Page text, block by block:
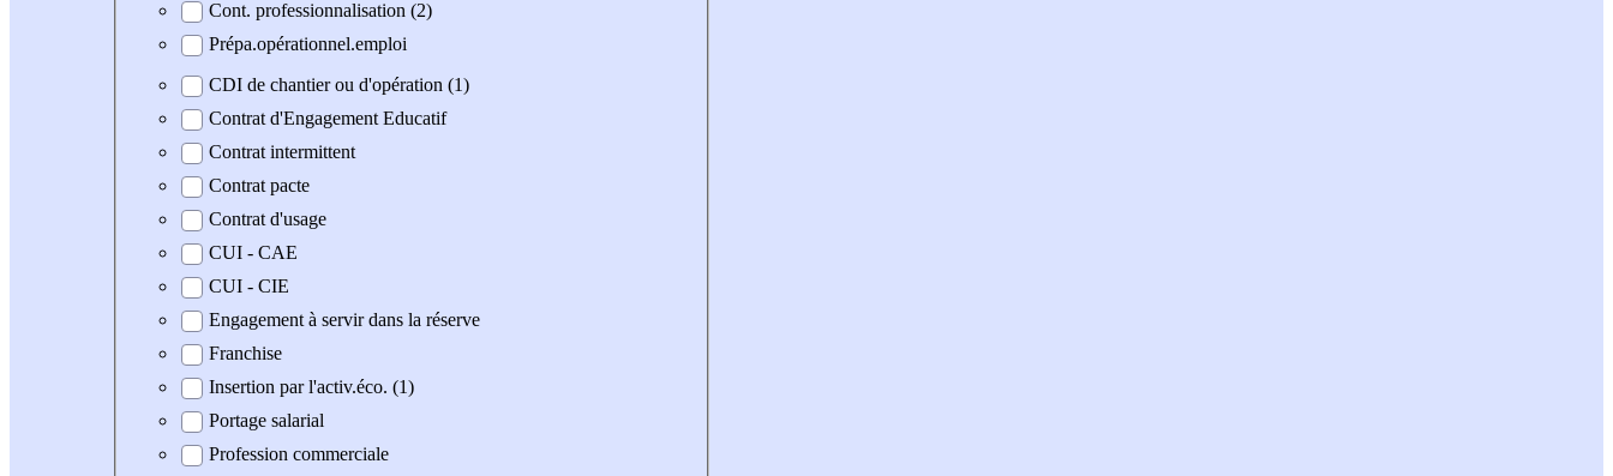
Cont. professionnalisation (2)
Prépa.opérationnel.emploi
CDI de chantier ou d'opération (1)
Contrat d'Engagement Educatif
Contrat intermittent
Contrat pacte
Contrat d'usage
CUI - CAE
CUI - CIE
Engagement à servir dans la réserve
Franchise
Insertion par l'activ.éco. (1)
Portage salarial
Profession commerciale